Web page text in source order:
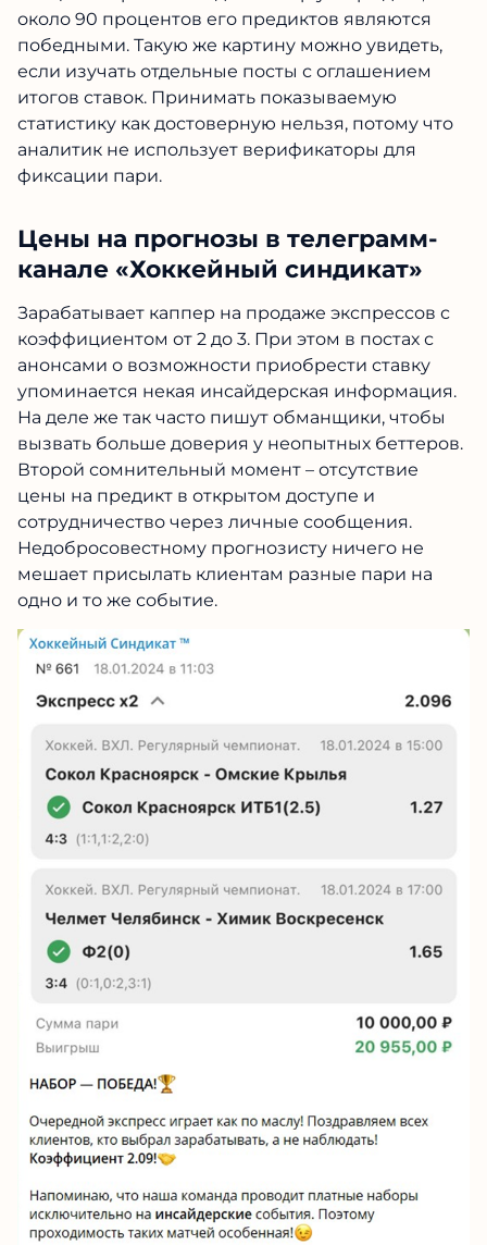
около 90 процентов его предиктов являются
победными. Такую же картину можно увидеть,
если изучать отдельные посты с оглашением
итогов ставок. Принимать показываемую
статистику как достоверную нельзя, потому что
аналитик не использует верификаторы для
фиксации пари.
Цены на прогнозы в телеграмм-
канале «Хоккейный синдикат»
Зарабатывает каппер на продаже экспрессов с
коэффициентом от 2 до 3. При этом в постах с
анонсами о возможности приобрести ставку
упоминается некая инсайдерская информация.
На деле же так часто пишут обманщики, чтобы
вызвать больше доверия у неопытных беттеров.
Второй сомнительный момент – отсутствие
цены на предикт в открытом доступе и
сотрудничество через личные сообщения.
Недобросовестному прогнозисту ничего не
мешает присылать клиентам разные пари на
одно и то же событие.